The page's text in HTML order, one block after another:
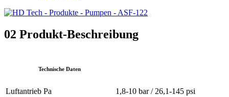
02 Produkt-Beschreibung
Technische Daten
Luftantrieb Pa
1,8-10 bar / 26,1-145 psi